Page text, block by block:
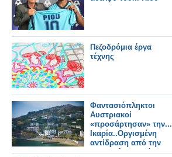
Πεζοδρόμια έργα
τέχνης
Φαντασιόπληκτοι
Αυστριακοί
«προσάρτησαν» την...
Ικαρία..Οργισμένη
αντίδραση από την
ελληνική πλευρά.